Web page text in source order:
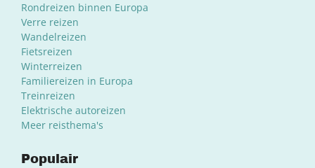
Rondreizen binnen Europa
Verre reizen
Wandelreizen
Fietsreizen
Winterreizen
Familiereizen in Europa
Treinreizen
Elektrische autoreizen
Meer reisthema's
Populair